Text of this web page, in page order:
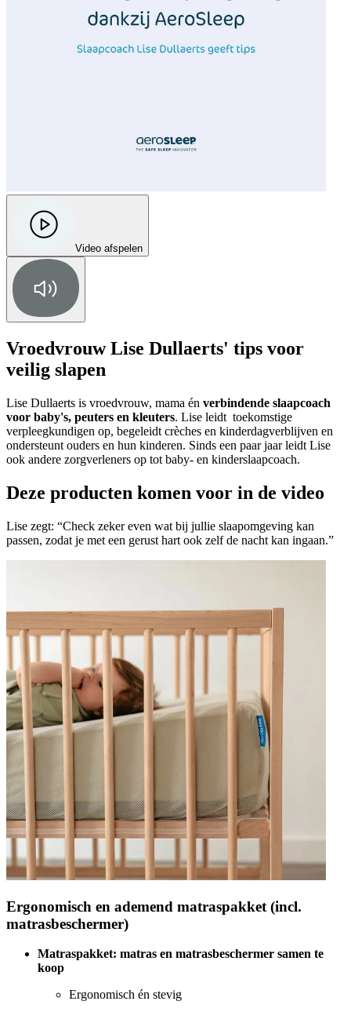
Video afspelen
Vroedvrouw Lise Dullaerts' tips voor
veilig slapen
Lise Dullaerts is vroedvrouw, mama én verbindende slaapcoach
voor baby's, peuters en kleuters. Lise leidt toekomstige
verpleegkundigen op, begeleidt crèches en kinderdagverblijven en
ondersteunt ouders en hun kinderen. Sinds een paar jaar leidt Lise
ook andere zorgverleners op tot baby- en kinderslaapcoach.
Deze producten komen voor in de video
Lise zegt: “Check zeker even wat bij jullie slaapomgeving kan
passen, zodat je met een gerust hart ook zelf de nacht kan ingaan.”
Ergonomisch en ademend matraspakket (incl.
matrasbeschermer)
Matraspakket: matras en matrasbeschermer samen te
koop
Ergonomisch én stevig